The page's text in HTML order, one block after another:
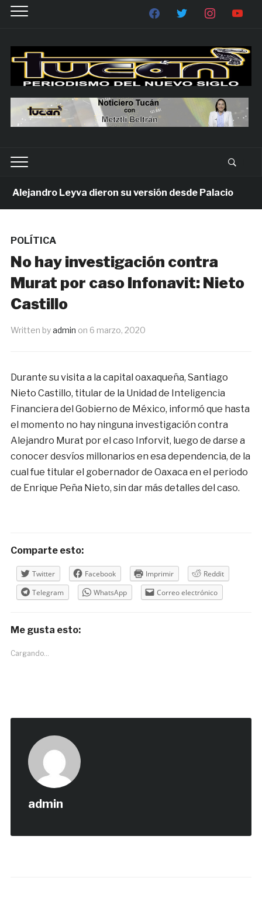
Leyva dieron su versión desde Palacio
POLÍTICA
No hay investigación contra
Murat por caso Infonavit: Nieto
Castillo
Written byadmin on 6 marzo, 2020
Durante su visita a la capital oaxaqueña, Santiago
Nieto Castillo, titular de la Unidad de Inteligencia
Financiera del Gobierno de México, informó que hasta
el momento no hay ninguna investigación contra
Alejandro Murat por el caso Inforvit, luego de darse a
conocer desvíos millonarios en esa dependencia, de la
cual fue titular el gobernador de Oaxaca en el periodo
de Enrique Peña Nieto, sin dar más detalles del caso.
Comparte esto:
Twitter Facebook Imprimir
Reddit
Telegram
WhatsApp Correo electrónico
Me gusta esto:
Cargando...
admin